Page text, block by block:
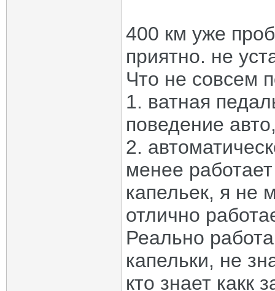
400 км уже
приятно. не
Что не совсем
1. ватная
поведение
2.
менее
капельек, я не
отлично
Реально
капельки, не
кто знает какк